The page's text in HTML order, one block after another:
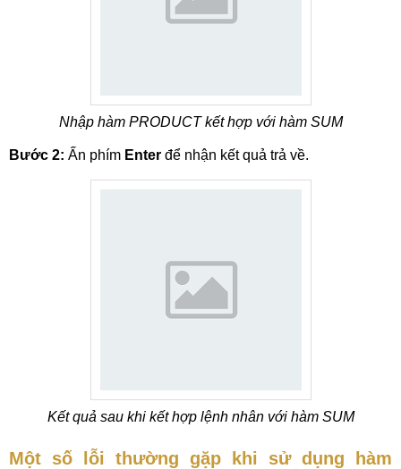
Nhập hàm PRODUCT kết hợp với hàm SUM
Bước 2: Ấn phím Enter để nhận kết quả trả về.
Kết quả sau khi kết hợp lệnh nhân với hàm SUM
Một số lỗi thường gặp khi sử dụng hàm